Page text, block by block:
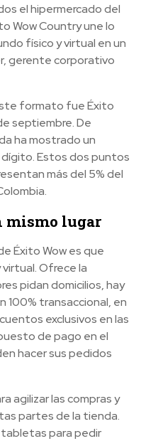
el hipermercado del
Wow Country une lo
físico y virtual en un
gerente corporativo
formato fue Éxito
septiembre. De
ha mostrado un
Estos dos puntos
más del 5% del
lugar
Éxito Wow es que
Ofrece la
pidan domicilios, hay
100% transaccional, en
exclusivos en las
de pago en el
hacer sus pedidos
agilizar las compras y
partes de la tienda.
para pedir